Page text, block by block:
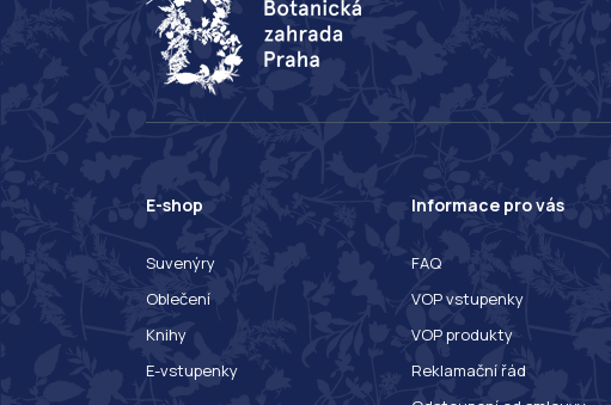
E-shop
Suvenýry
Oblečení
Knihy
E-vstupenky
Informace pro vás
FAQ
VOP vstupenky
VOP produkty
Reklamační řád